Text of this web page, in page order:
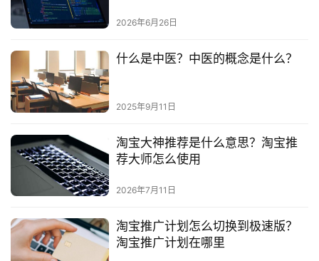
2026年6月26日
什么是中医？中医的概念是什么？
2025年9月11日
淘宝大神推荐是什么意思？淘宝推
荐大师怎么使用
2026年7月11日
淘宝推广计划怎么切换到极速版？
淘宝推广计划在哪里